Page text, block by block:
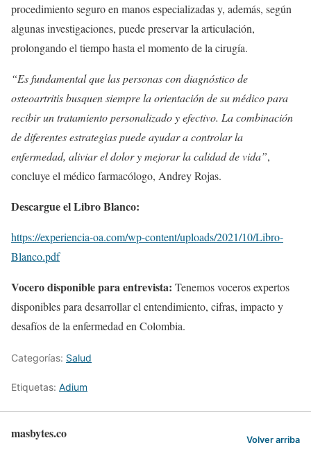
procedimiento seguro en manos especializadas y, además, según
algunas investigaciones, puede preservar la articulación,
prolongando el tiempo hasta el momento de la cirugía.
“Es fundamental que las personas con diagnóstico de
osteoartritis busquen siempre la orientación de su médico para
recibir un tratamiento personalizado y efectivo. La combinación
de diferentes estrategias puede ayudar a controlar la
enfermedad, aliviar el dolor y mejorar la calidad de vida”,
concluye el médico farmacólogo, Andrey Rojas.
Descargue el Libro Blanco:
https://experiencia-oa.com/wp-content/uploads/2021/10/Libro-
Blanco.pdf
Vocero disponible para entrevista: Tenemos voceros expertos
disponibles para desarrollar el entendimiento, cifras, impacto y
desafíos de la enfermedad en Colombia.
Categorías: Salud
Etiquetas: Adium
masbytes.co Volver arriba